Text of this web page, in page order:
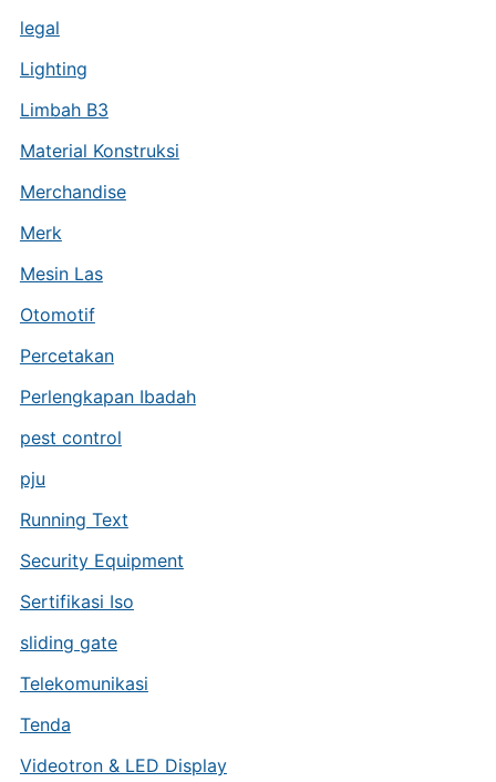
legal
Lighting
Limbah B3
Material Konstruksi
Merchandise
Merk
Mesin Las
Otomotif
Percetakan
Perlengkapan Ibadah
pest control
pju
Running Text
Security Equipment
Sertifikasi Iso
sliding gate
Telekomunikasi
Tenda
Videotron & LED Display